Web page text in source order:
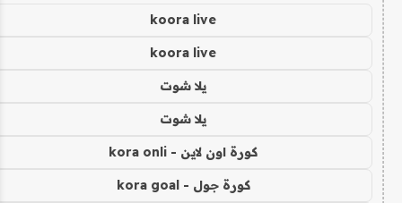
koora live
koora live
يلا شوت
يلا شوت
كورة اون لاين - kora onli
كورة جول - kora goal